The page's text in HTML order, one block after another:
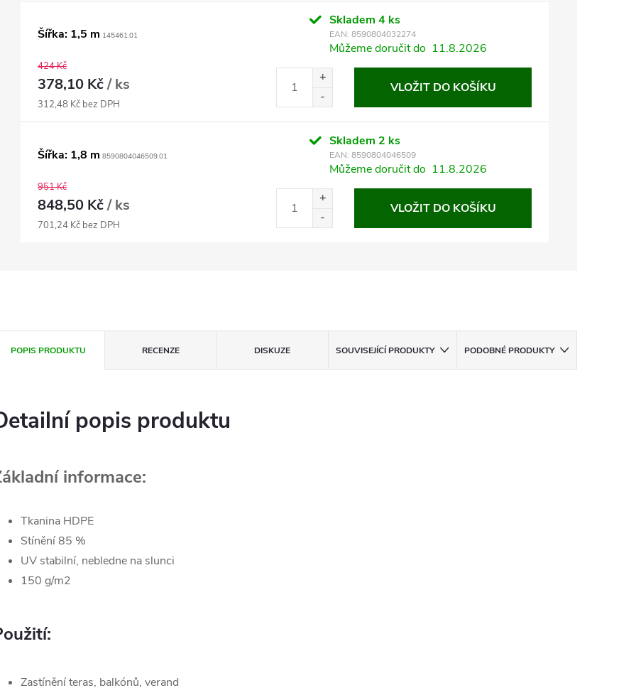
Šířka: 1,5 m 145461.01
Skladem 4 ks
EAN: 8590804032274
Můžeme doručit do 11.8.2026
424 Kč
378,10 Kč/ ks
312,48 Kč bez DPH
VLOŽIT DO KOŠÍKU
Šířka: 1,8 m 8590804046509.01
Skladem 2 ks
EAN: 8590804046509
Můžeme doručit do 11.8.2026
951 Kč
848,50 Kč/ ks
701,24 Kč bez DPH
VLOŽIT DO KOŠÍKU
POPIS PRODUKTU RECENZE DISKUZE SOUVISEJÍCÍ PRODUKTY PODOBNÉ PRODUKTY
popis produktu
informace:
Tkanina HDPE
Stínění 85 %
UV stabilní, nebledne na slunci
150 g/m2
Zastínění teras, balkónů, verand